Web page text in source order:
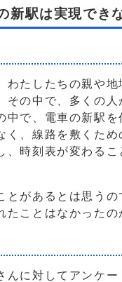
新駅は実現でき
たしたちの親や
の中で、多くの
で、電車の新駅
、線路を敷くた
、時刻表が変わる
とがあるとは思う
ことはなかった
に対してアンケ